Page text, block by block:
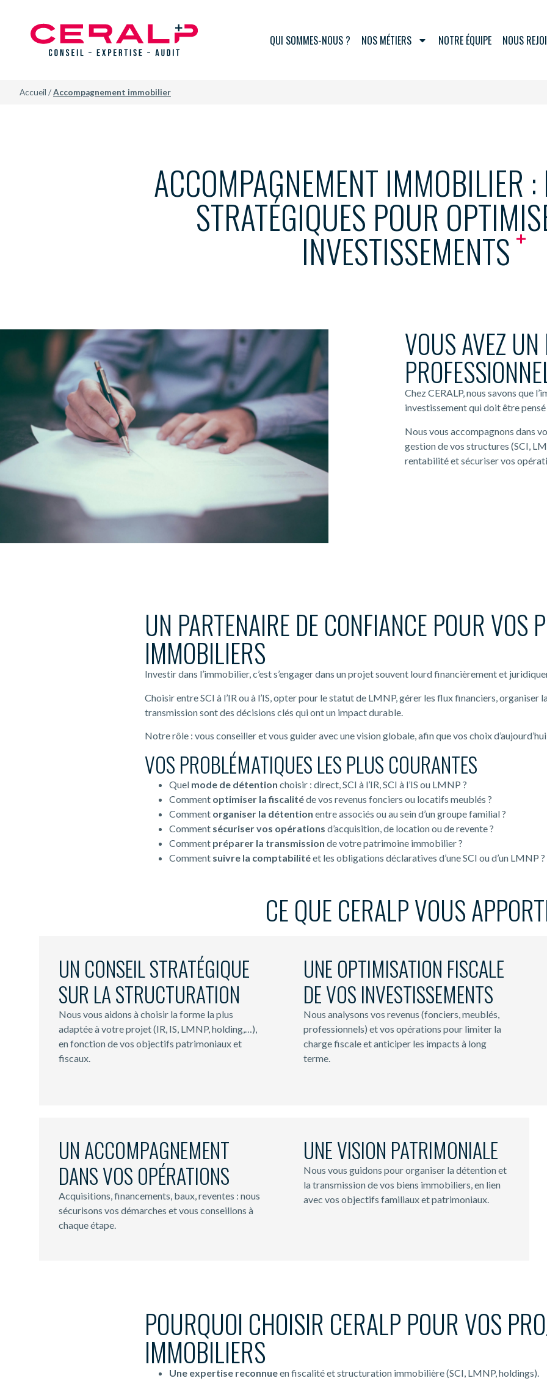
QUI SOMMES-NOUS ? NOS MÉTIERS NOTRE ÉQUIPE NOUS
Accueil /Accompagnement immobilier
ACCOMPAGNEMENT IMMOBILIER
STRATÉGIQUES POUR
INVESTISSEMENTS
VOUS AVEZ
Chez CERALP, nous savons que
investissement qui doit être
Nous vous accompagnons dans
gestion de vos structures (SCI,
rentabilité et sécuriser vos
UN PARTENAIRE DE CONFIANCE POUR VOS
IMMOBILIERS
Investir dans l’immobilier, c’est s’engager dans un projet souvent lourd financièrement et
Choisir entre SCI à l’IR ou à l’IS, opter pour le statut de LMNP, gérer les flux financiers, organiser
transmission sont des décisions clés qui ont un impact durable.
Notre rôle : vous conseiller et vous guider avec une vision globale, afin que vos choix
VOS PROBLÉMATIQUES LES PLUS COURANTES
Quel mode de détention choisir : direct, SCI à l’IR, SCI à l’IS ou LMNP ?
Comment optimiser la fiscalitéde vos revenus fonciers ou locatifs meublés ?
Comment organiser la détention entre associés ou au sein d’un groupe familial ?
Comment sécuriser vos opérations d’acquisition, de location ou de revente ?
Comment préparer la transmission de votre patrimoine immobilier ?
Comment suivre la comptabilitéet les obligations déclaratives d’une SCI ou d’un LMNP ?
CE QUE CERALP VOUS
UN CONSEIL STRATÉGIQUE
SUR LA STRUCTURATION
Nous vous aidons à choisir la forme la plus
adaptée à votre projet (IR, IS, LMNP, holding,…),
en fonction de vos objectifs patrimoniaux et
fiscaux.
UNE OPTIMISATION FISCALE
DE VOS INVESTISSEMENTS
Nous analysons vos revenus (fonciers, meublés,
professionnels) et vos opérations pour limiter la
charge fiscale et anticiper les impacts à long
terme.
UN ACCOMPAGNEMENT
DANS VOS OPÉRATIONS
Acquisitions, financements, baux, reventes : nous
sécurisons vos démarches et vous conseillons à
chaque étape.
UNE VISION PATRIMONIALE
Nous vous guidons pour organiser la détention et
la transmission de vos biens immobiliers, en lien
avec vos objectifs familiaux et patrimoniaux.
POURQUOI CHOISIR CERALP POUR VOS
IMMOBILIERS
Une expertise reconnueen fiscalité et structuration immobilière (SCI, LMNP, holdings).